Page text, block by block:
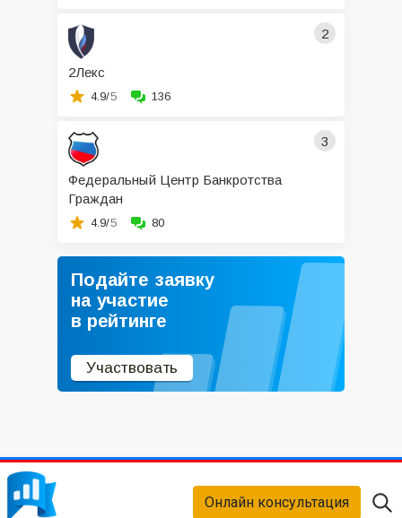
2
2Лекс
4.9/5 136
3
Федеральный Центр Банкротства
Граждан
4.9/5 80
Подайте заявку
на участие
в рейтинге
Участвовать
Онлайн консультация